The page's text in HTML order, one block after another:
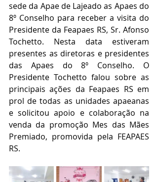
sede da Apae de Lajeado as Apaes do
8º Conselho para receber a visita do
Presidente da Feapaes RS, Sr. Afonso
Tochetto. Nesta data estiveram
presentes as diretoras e presidentes
das Apaes do 8º Conselho. O
Presidente Tochetto falou sobre as
principais ações da Feapaes RS em
prol de todas as unidades apaeanas
e solicitou apoio e colaboração na
venda da promoção Mes das Mães
Premiado, promovida pela FEAPAES
RS.